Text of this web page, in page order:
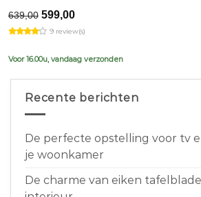
639,00 Original
price
was:
599,00Current
is:
9 review(s)
Voor 16.00u, vandaag verzonden
Recente berichten
De perfecte opstelling voor tv
je woonkamer
De charme van eiken